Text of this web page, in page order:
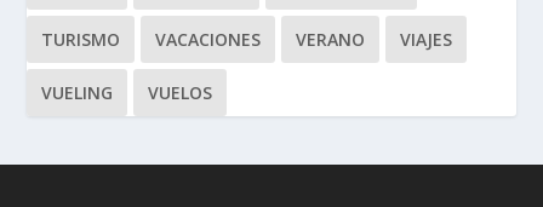
TURISMO VACACIONES VERANO VIAJES
VUELING VUELOS